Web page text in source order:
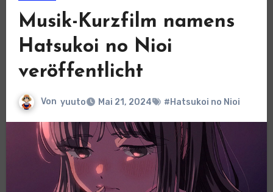
Musik-Kurzfilm namens
Hatsukoi no Nioi
veröffentlicht
Von yuuto Mai 21, 2024 #Hatsukoi no Nioi